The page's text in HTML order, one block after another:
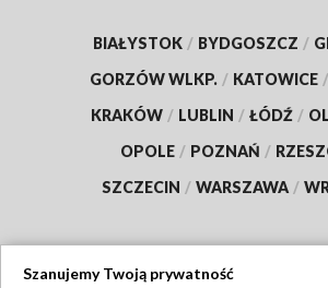
BIAŁYSTOK / BYDGOSZCZ /
GORZÓW WLKP. / KATOWICE /
KRAKÓW / LUBLIN / ŁÓDŹ /
OPOLE / POZNAŃ /
SZCZECIN / WARSZAWA /
Szanujemy Twoją prywatność